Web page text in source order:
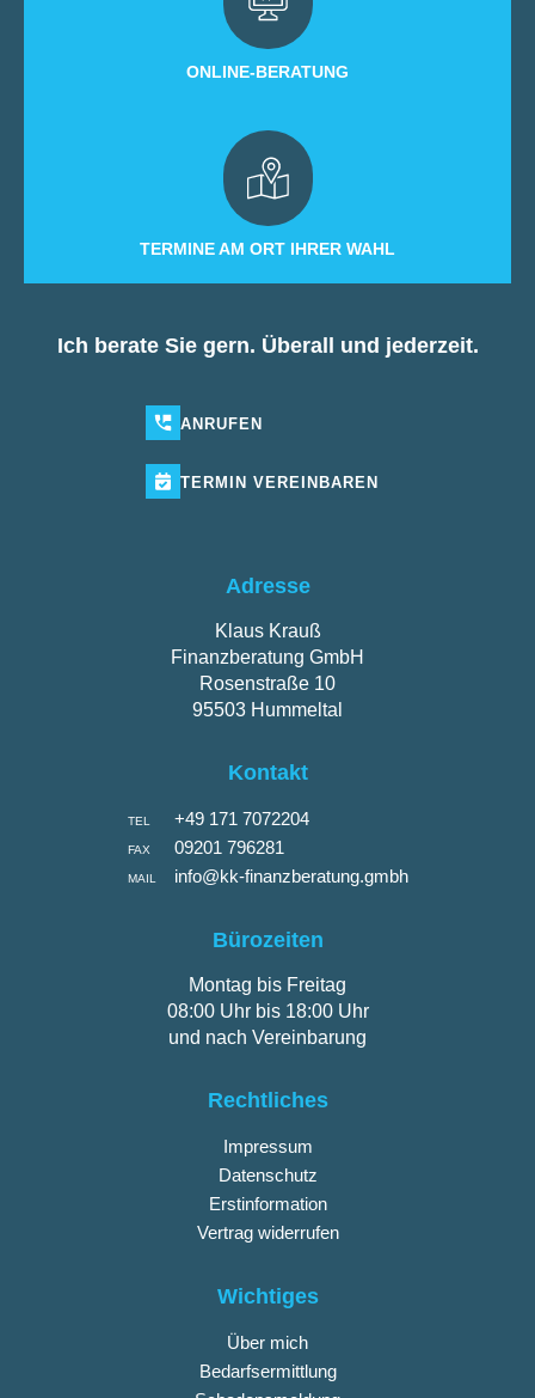
ONLINE-BERATUNG
TERMINE AM ORT IHRER WAHL
Ich berate Sie gern. Überall und jederzeit.
ANRUFEN
TERMIN VEREINBAREN
Adresse
Klaus Krauß
Finanzberatung GmbH
Rosenstraße 10
95503 Hummeltal
Kontakt
TEL +49 171 7072204
FAX 09201 796281
MAIL info@kk-finanzberatung.gmbh
Bürozeiten
Montag bis Freitag
08:00 Uhr bis 18:00 Uhr
und nach Vereinbarung
Rechtliches
Impressum
Datenschutz
Erstinformation
Vertrag widerrufen
Wichtiges
Über mich
Bedarfsermittlung